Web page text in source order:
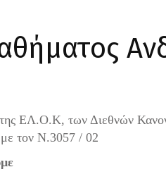
της ΕΛ.Ο.Κ, των Διεθνών
με τον Ν.3057 / 02